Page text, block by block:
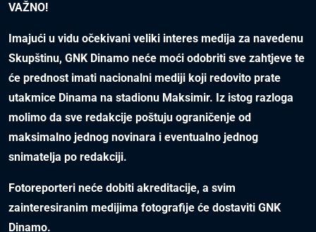
VAŽNO!
Imajući u vidu očekivani veliki interes medija za navedenu
Skupštinu, GNK Dinamo neće moći odobriti sve zahtjeve te
će prednost imati nacionalni mediji koji redovito prate
utakmice Dinama na stadionu Maksimir. Iz istog razloga
molimo da sve redakcije poštuju ograničenje od
maksimalno jednog novinara i eventualno jednog
snimatelja po redakciji.
Fotoreporteri neće dobiti akreditacije, a svim
zainteresiranim medijima fotografije će dostaviti GNK
Dinamo.